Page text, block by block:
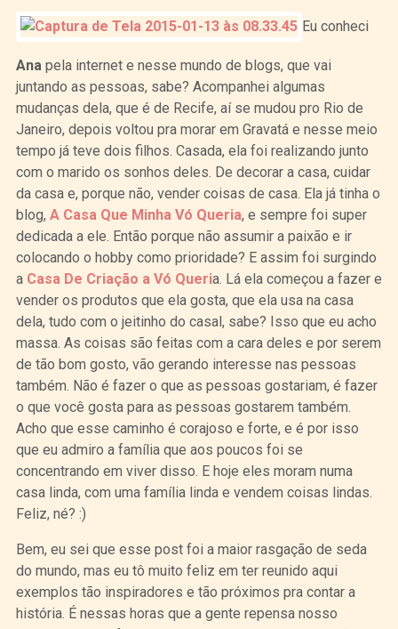
Eu conheci
Anapela internet e nesse mundo de blogs, que vai
juntando as pessoas, sabe? Acompanhei algumas
mudanças dela, que é de Recife, aí se mudou pro Rio de
Janeiro, depois voltou pra morar em Gravatá e nesse meio
tempo já teve dois filhos. Casada, ela foi realizando junto
com o marido os sonhos deles. De decorar a casa, cuidar
da casa e, porque não, vender coisas de casa. Ela já tinha o
blog, A Casa Que Minha Vó Queria, e sempre foi super
dedicada a ele. Então porque não assumir a paixão e ir
colocando o hobby como prioridade? E assim foi surgindo
a Casa De Criação a Vó Queria. Lá ela começou a fazer e
vender os produtos que ela gosta, que ela usa na casa
dela, tudo com o jeitinho do casal, sabe? Isso que eu acho
massa. As coisas são feitas com a cara deles e por serem
de tão bom gosto, vão gerando interesse nas pessoas
também. Não é fazer o que as pessoas gostariam, é fazer
o que você gosta para as pessoas gostarem também.
Acho que esse caminho é corajoso e forte, e é por isso
que eu admiro a família que aos poucos foi se
concentrando em viver disso. E hoje eles moram numa
casa linda, com uma família linda e vendem coisas lindas.
Feliz, né? :)
Bem, eu sei que esse post foi a maior rasgação de seda
do mundo, mas eu tô muito feliz em ter reunido aqui
exemplos tão inspiradores e tão próximos pra contar a
história. É nessas horas que a gente repensa nosso